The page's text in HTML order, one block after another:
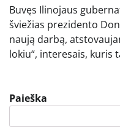
Buvęs Ilinojaus
šviežias prezidento
naują darbą,
lokiu“, interesais, kuris
Paieška